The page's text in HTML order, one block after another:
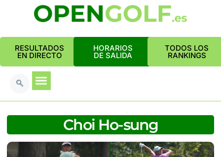
RESULTADOS
EN DIRECTO
HORARIOS
DE SALIDA
TODOS LOS
RANKINGS
Choi Ho-sung